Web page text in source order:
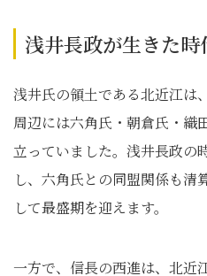
浅井長政が生きた時
浅井氏の領土である北近江は
周辺には六角氏・朝倉氏・織
立っていました。浅井長政の
し、六角氏との同盟関係も清
して最盛期を迎えます。
一方で、信長の西進は、北近